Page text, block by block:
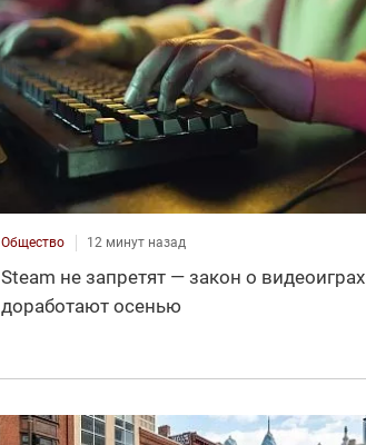
Общество 12 минут назад
Steam не запретят — закон о видеоиграх
доработают осенью